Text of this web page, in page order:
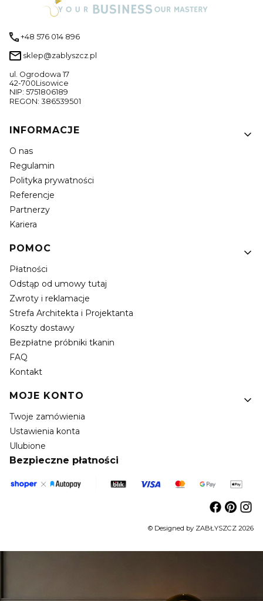
+48 576 014 896
sklep@zablyszcz.pl
ul. Ogrodowa 17
42-700Lisowice
NIP: 5751806189
REGON: 386539501
Linki w stopce
INFORMACJE
O nas
Regulamin
Polityka prywatności
Referencje
Partnerzy
Kariera
POMOC
Płatności
Odstąp od umowy tutaj
Zwroty i reklamacje
Strefa Architekta i Projektanta
Koszty dostawy
Bezpłatne próbniki tkanin
FAQ
Kontakt
MOJE KONTO
Twoje zamówienia
Ustawienia konta
Ulubione
Bezpieczne płatności
© Designed by ZABŁYSZCZ 2026